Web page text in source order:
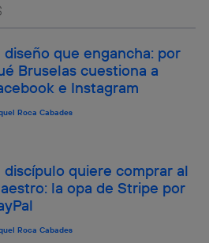
diseño que engancha: por
Bruselas cuestiona a
e Instagram
Roca Cabades
discípulo quiere comprar al
la opa de Stripe por
Roca Cabades